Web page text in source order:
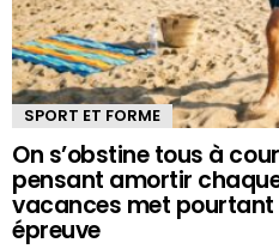
SPORT ET FORME
On s’obstine tous à
pensant amortir
vacances met
épreuve